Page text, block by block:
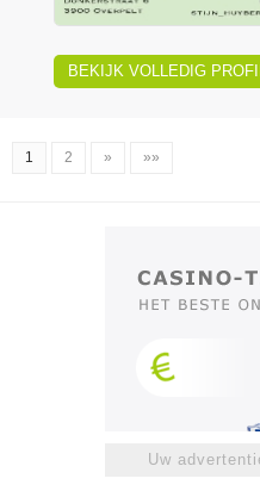
BEKIJK VOLLEDIG
1 2 » »»
Uw